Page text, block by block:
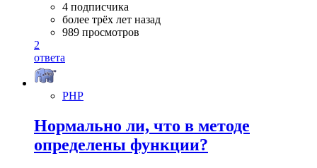
4 подписчика
более трёх лет назад
989 просмотров
2
ответа
PHP
Нормально ли, что в методе
определены функции?